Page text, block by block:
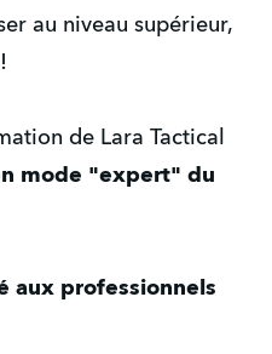
au niveau supérieur,
de Lara Tactical
mode "expert" du
aux professionnels